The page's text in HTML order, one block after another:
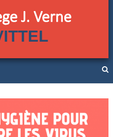
Verne de